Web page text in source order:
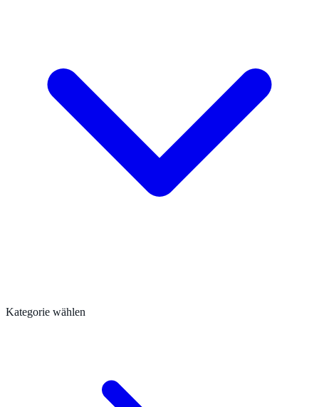
Kategorie wählen